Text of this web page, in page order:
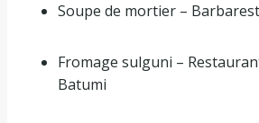
Soupe de mortier –
Fromage sulguni –
Batumi